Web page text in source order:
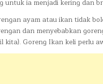
untuk ia menjadi kering dan
ayam atau ikan tidak
dan menyebabkan
kita). Goreng Ikan keli perlu